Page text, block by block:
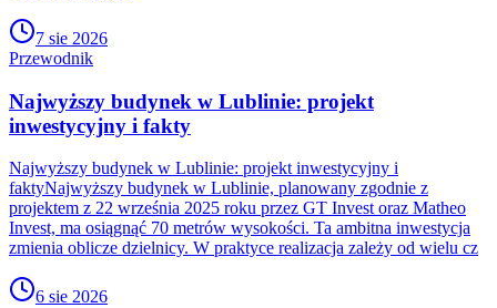
7 sie 2026
Przewodnik
Najwyższy budynek w Lublinie: projekt
inwestycyjny i fakty
Najwyższy budynek w Lublinie: projekt inwestycyjny i
faktyNajwyższy budynek w Lublinie, planowany zgodnie z
projektem z 22 września 2025 roku przez GT Invest oraz Matheo
Invest, ma osiągnąć 70 metrów wysokości. Ta ambitna inwestycja
zmienia oblicze dzielnicy. W praktyce realizacja zależy od wielu cz
6 sie 2026